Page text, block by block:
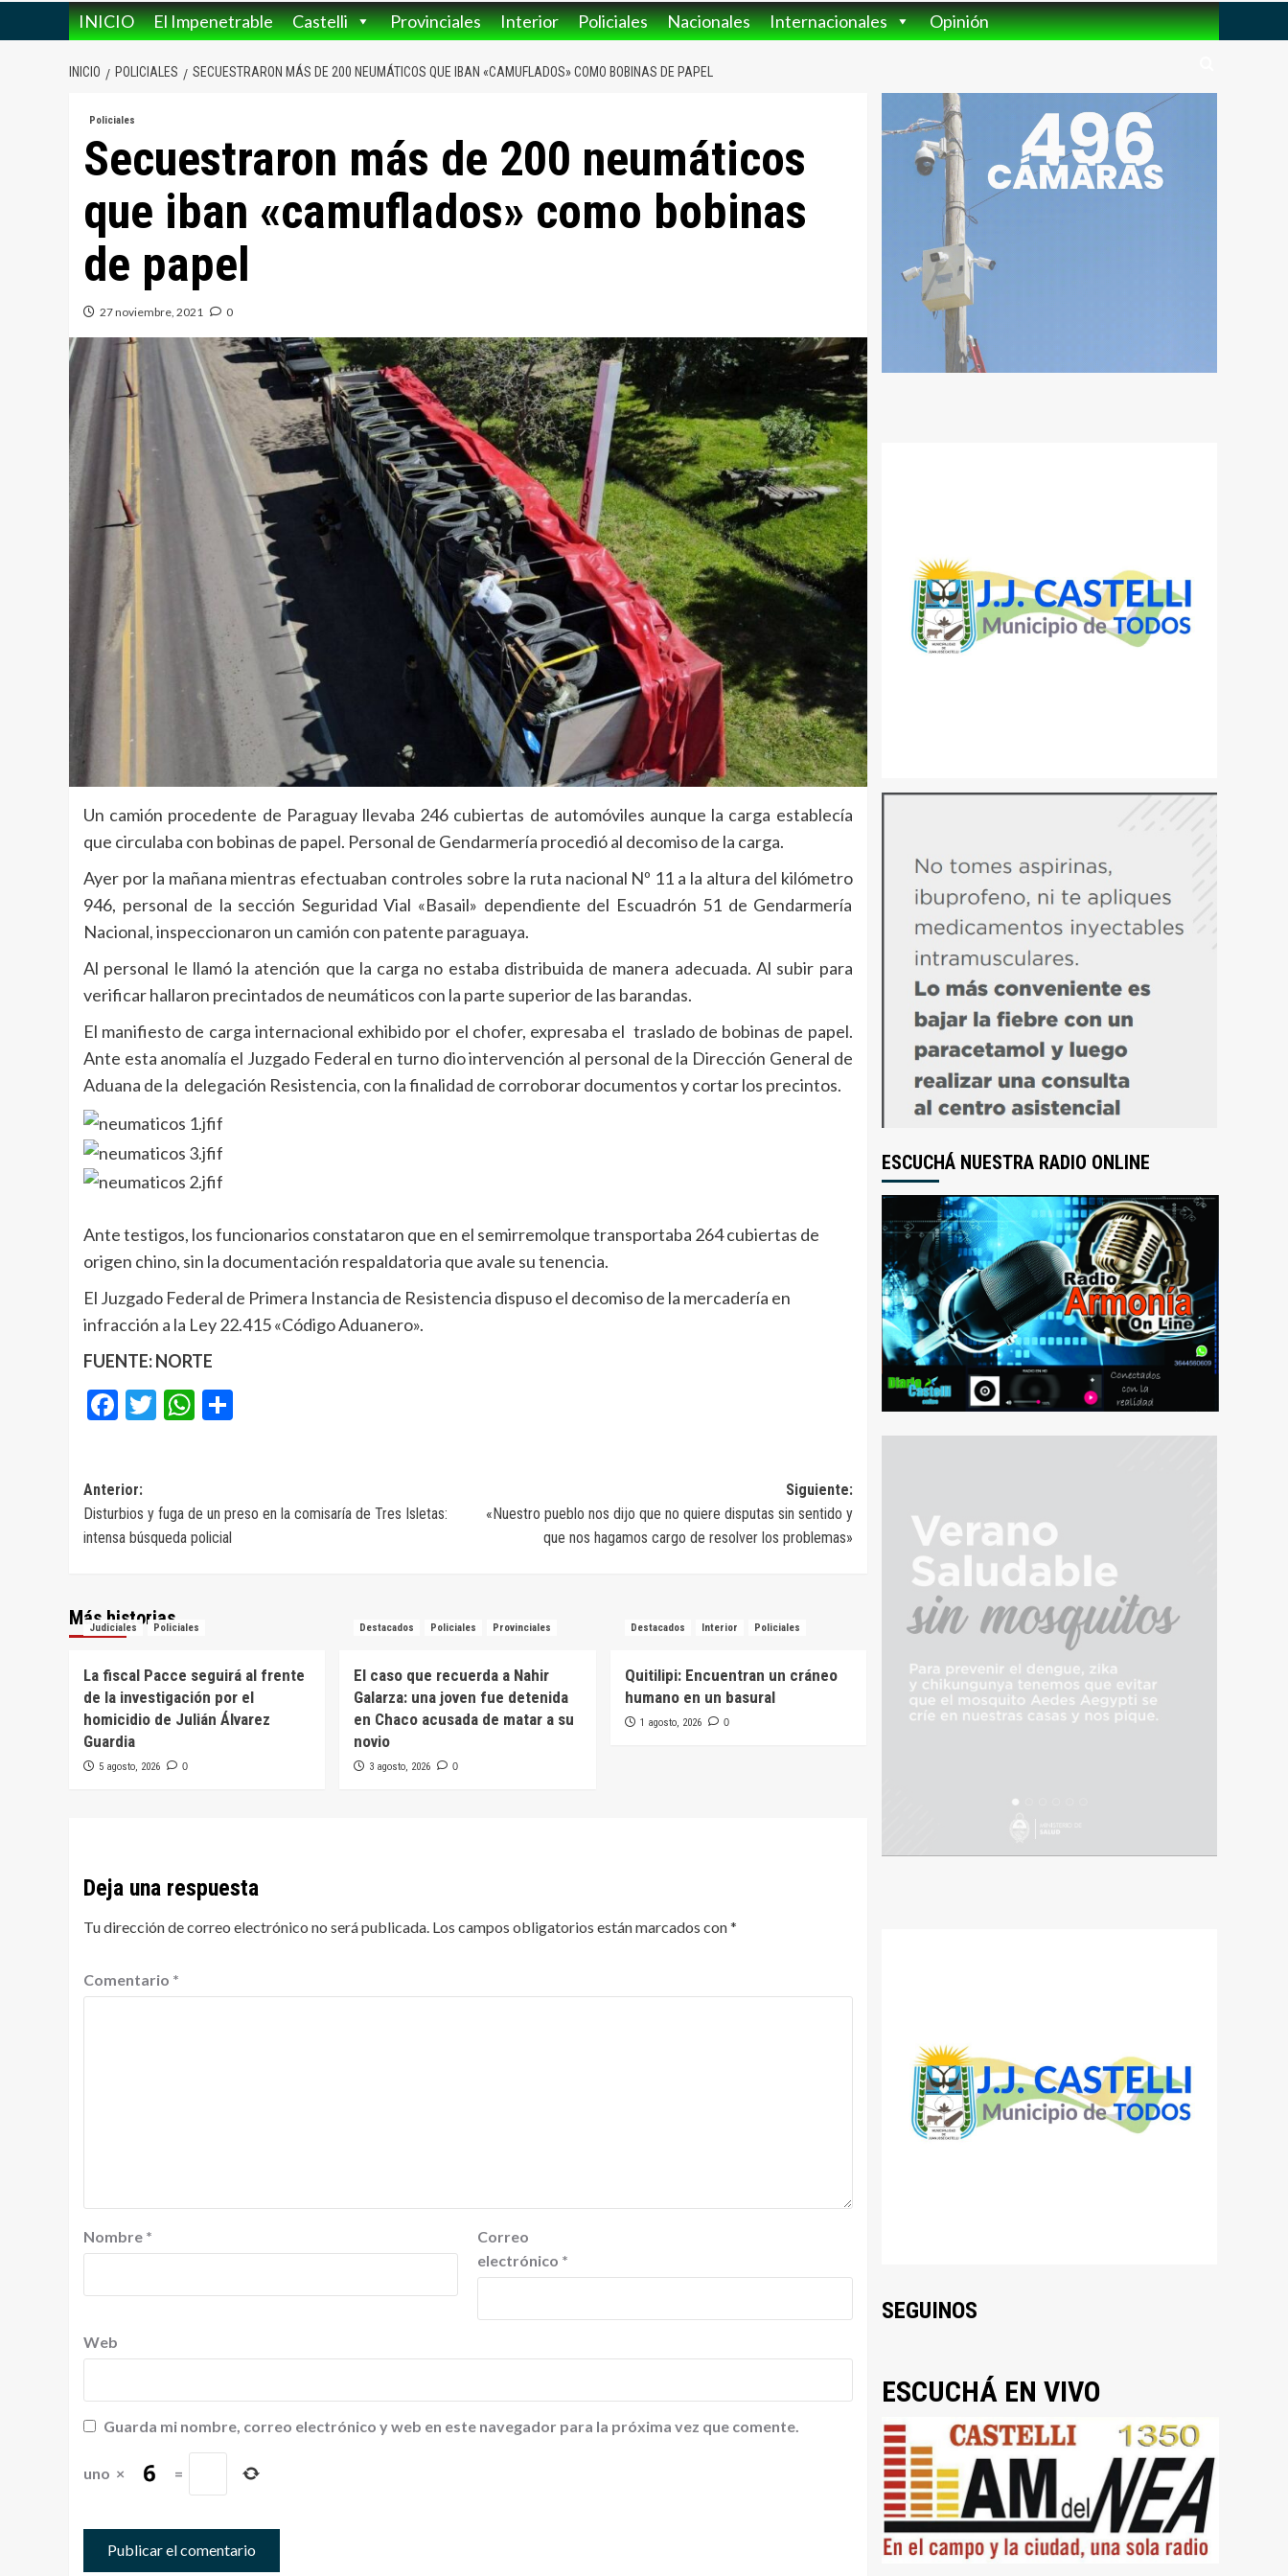
INICIO El Impenetrable Castelli Provinciales Interior Policiales Nacionales Internacionales Opinión
INICIO POLICIALES SECUESTRARON MÁS DE 200 NEUMÁTICOS QUE IBAN «CAMUFLADOS» COMO BOBINAS DE PAPEL
Policiales
Secuestraron más de 200 neumáticos
que iban «camuflados» como bobinas
de papel
27 noviembre, 2021 0
Un camión procedente de Paraguay llevaba 246 cubiertas de automóviles aunque la carga establecía
que circulaba con bobinas de papel. Personal de Gendarmería procedió al decomiso de la carga.
Ayer por la mañana mientras efectuaban controles sobre la ruta nacional Nº 11 a la altura del kilómetro
946, personal de la sección Seguridad Vial «Basail» dependiente del Escuadrón 51 de Gendarmería
Nacional, inspeccionaron un camión con patente paraguaya.
Al personal le llamó la atención que la carga no estaba distribuida de manera adecuada. Al subir para
verificar hallaron precintados de neumáticos con la parte superior de las barandas.
El manifiesto de carga internacional exhibido por el chofer, expresaba el traslado de bobinas de papel.
Ante esta anomalía el Juzgado Federal en turno dio intervención al personal de la Dirección General de
Aduana de la delegación Resistencia, con la finalidad de corroborar documentos y cortar los precintos.
Ante testigos, los funcionarios constataron que en el semirremolque transportaba 264 cubiertas de
origen chino, sin la documentación respaldatoria que avale su tenencia.
El Juzgado Federal de Primera Instancia de Resistencia dispuso el decomiso de la mercadería en
infracción a la Ley 22.415 «Código Aduanero».
FUENTE: NORTE
Facebook
TwitterWhatsApp
Navegación
de
entradas
Anterior:
Disturbios y fuga de un preso en la comisaría de Tres Isletas:
intensa búsqueda policial
Siguiente:
«Nuestro pueblo nos dijo que no quiere disputas sin sentido y
que nos hagamos cargo de resolver los problemas»
Más historias
Judiciales Policiales
La fiscal Pacce seguirá al frente
de la investigación por el
homicidio de Julián Álvarez
Guardia
5 agosto, 2026 0
Destacados Policiales Provinciales
El caso que recuerda a Nahir
Galarza: una joven fue detenida
en Chaco acusada de matar a su
novio
3 agosto, 2026 0
Destacados Interior Policiales
Quitilipi: Encuentran un cráneo
humano en un basural
1 agosto, 2026 0
Deja una respuesta
Tu dirección de correo electrónico no será publicada. Los campos obligatorios están marcados con*
Comentario *
Nombre *
Correo
electrónico *
Web
Guarda mi nombre, correo electrónico y web en este navegador para la próxima vez que comente.
uno × =
ESCUCHÁ NUESTRA RADIO ONLINE
SEGUINOS
ESCUCHÁ EN VIVO